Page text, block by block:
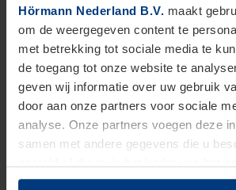
Hörmann Nederland B.V. maakt
om de weergegeven content te
met betrekking tot sociale media te
de toegang tot onze website te
geven wij informatie over uw gebruik
door aan onze partners voor sociale
analyse. Onze partners voegen deze
samen met andere gegevens die u
dienstverlening hebben verzameld.
Bovendien kunnen ze worden
technologie, zoals een
smartphonebesturing, om het
veiligheid te vergroten.
Tips voor het kiezen van
garagedeuren